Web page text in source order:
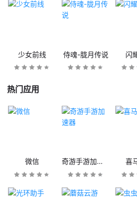
少女前线 侍魂-胧月传说 闪
热门应用
微信 奇游手游加速器 喜